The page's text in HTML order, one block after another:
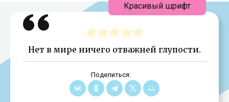
Нет в мире ничего отважней глупости.
Поделиться:
Красивый шрифт